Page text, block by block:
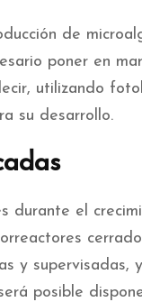
de
poner en
utilizando
su desarrollo.
durante el
y supervisadas,
posible